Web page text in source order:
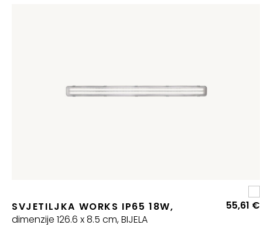
SVJETILJKA WORKS IP65 18W,
dimenzije 126.6 x 8.5 cm, BIJELA
55,61 €